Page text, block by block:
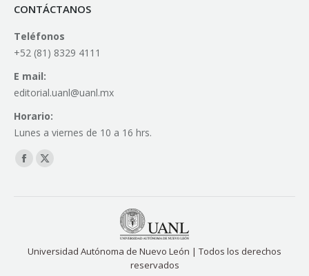
CONTÁCTANOS
Teléfonos
+52 (81) 8329 4111
E mail:
editorial.uanl@uanl.mx
Horario:
Lunes a viernes de 10 a 16 hrs.
Find us on:
Facebook
window
X
window
Universidad Autónoma de Nuevo León | Todos los derechos
reservados